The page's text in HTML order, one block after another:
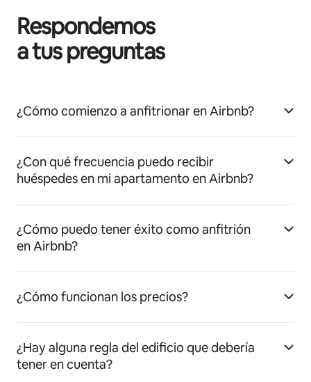
Respondemos
a tus preguntas
¿Cómo comienzo a anfitrionar en Airbnb?
¿Con qué frecuencia puedo recibir
huéspedes en mi apartamento en Airbnb?
¿Cómo puedo tener éxito como anfitrión
en Airbnb?
¿Cómo funcionan los precios?
¿Hay alguna regla del edificio que debería
tener en cuenta?